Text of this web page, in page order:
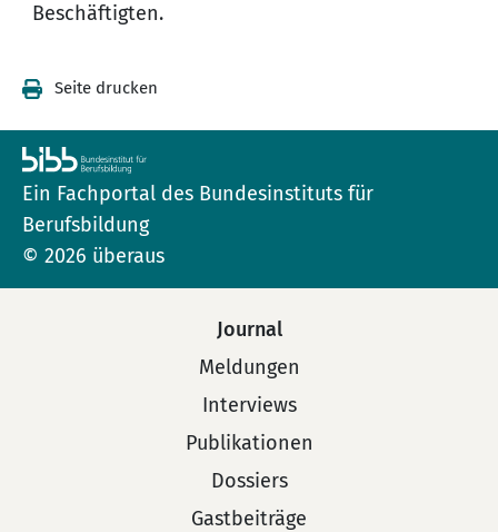
Beschäftigten.
Seite drucken
Ein Fachportal des Bundesinstituts für
Berufsbildung
© 2026 überaus
Journal
Meldungen
Interviews
Publikationen
Dossiers
Gastbeiträge